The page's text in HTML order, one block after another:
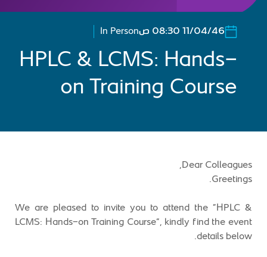
11/04/46 08:30 ص In Person
HPLC & LCMS: Hands-
on Training Course
Dear Colleagues,
Greetings.
We are pleased to invite you to attend the “HPLC &
LCMS: Hands-on Training Course”, kindly find the event
details below.